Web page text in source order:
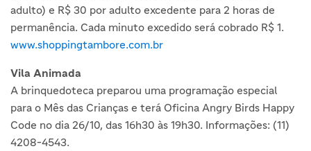
adulto) e R$ 30 por adulto excedente para 2 horas de
permanência. Cada minuto excedido será cobrado R$ 1.
www.shoppingtambore.com.br
Vila Animada
A brinquedoteca preparou uma programação especial
para o Mês das Crianças e terá Oficina Angry Birds Happy
Code no dia 26/10, das 16h30 às 19h30. Informações: (11)
4208-4543.